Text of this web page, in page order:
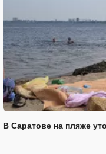
В Саратове на пляже